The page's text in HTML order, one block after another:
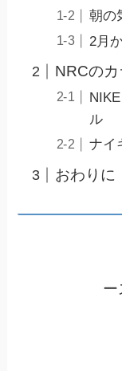
朝の
2月
NRCのカ
ル
ナイ
おわりに
ー